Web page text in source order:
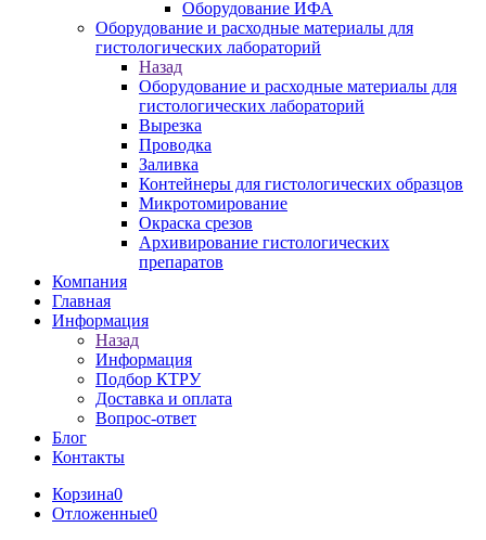
Оборудование ИФА
Оборудование и расходные материалы для
гистологических лабораторий
Назад
Оборудование и расходные материалы для
гистологических лабораторий
Вырезка
Проводка
Заливка
Контейнеры для гистологических образцов
Микротомирование
Окраска срезов
Архивирование гистологических
препаратов
Компания
Главная
Информация
Назад
Информация
Подбор КТРУ
Доставка и оплата
Вопрос-ответ
Блог
Контакты
Корзина0
Отложенные0